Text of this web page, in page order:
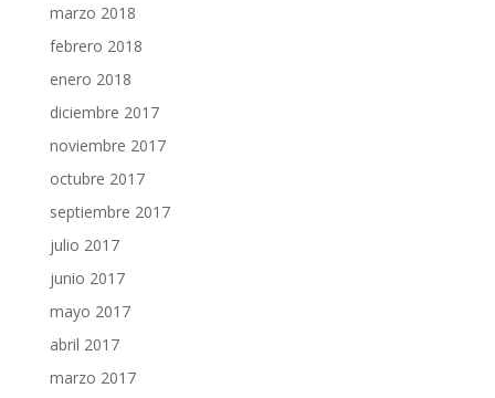
marzo 2018
febrero 2018
enero 2018
diciembre 2017
noviembre 2017
octubre 2017
septiembre 2017
julio 2017
junio 2017
mayo 2017
abril 2017
marzo 2017